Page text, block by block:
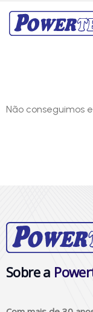
Não conseguimos
Sobre a